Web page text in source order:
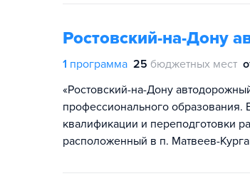
Ростовский-на-Дону
1 программа 25 бюджетных мест
«Ростовский-на-Дону
профессионального
квалификации и переподготовки
расположенный в п. Матвеев-